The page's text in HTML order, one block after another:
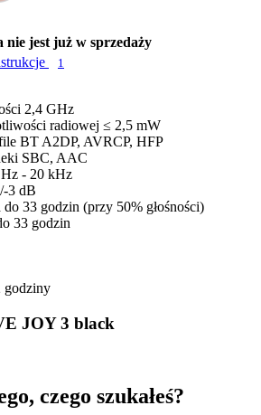
jest już w sprzedaży
1
2,4 GHz
radiowej ≤ 2,5 mW
BT A2DP, AVRCP, HFP
SBC, AAC
- 20 kHz
3 dB
do 33 godzin (przy 50% głośności)
33 godzin
godziny
JOY 3 black
czego szukałeś?